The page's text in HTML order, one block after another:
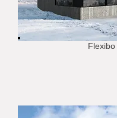
Flexibo